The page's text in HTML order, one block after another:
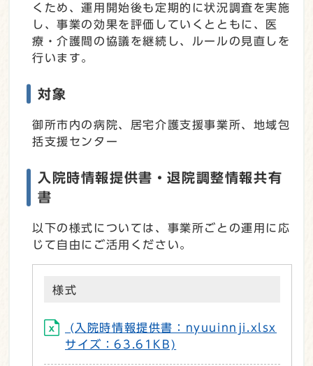
くため、運用開始後も定期的に状況調査を実施
し、事業の効果を評価していくとともに、医
療・介護間の協議を継続し、ルールの見直しを
行います。
対象
御所市内の病院、居宅介護支援事業所、地域包
括支援センター
入院時情報提供書・退院調整情報共有
書
以下の様式については、事業所ごとの運用に応
じて自由にご活用ください。
様式
(入院時情報提供書：nyuuinnji.xlsx
サイズ：63.61KB)